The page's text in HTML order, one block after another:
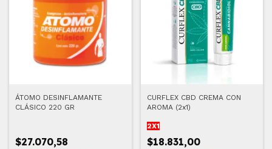
ÁTOMO DESINFLAMANTE
CLÁSICO 220 GR
$27.070,58
CURFLEX CBD CREMA CON
AROMA (2x1)
2X1
$18.831,00